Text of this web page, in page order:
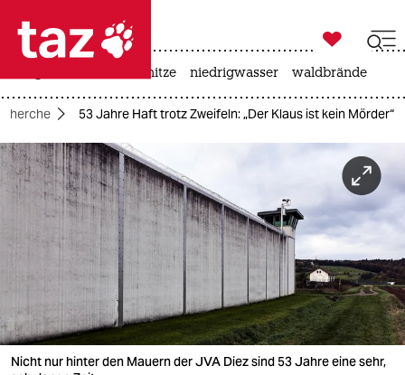
 taz zahl ich
taz zahl ich
themen
politik
öko
gesellschaft
kultur
sport

taz zahl ich
hitze niedrigwasser waldbrände
53 Jahre Haft trotz Zweifeln: „Der Klaus ist kein Mörder“
Nicht nur hinter den Mauern der JVA Diez sind 53 Jahre eine sehr,